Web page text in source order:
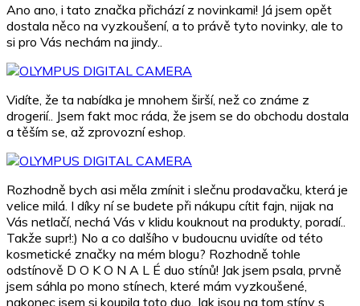
Ano ano, i tato značka přichází z novinkami! Já jsem opět
dostala něco na vyzkoušení, a to právě tyto novinky, ale to
si pro Vás nechám na jindy..
Vidíte, že ta nabídka je mnohem širší, než co známe z
drogerií.. Jsem fakt moc ráda, že jsem se do obchodu dostala
a těším se, až zprovozní eshop.
Rozhodně bych asi měla zmínit i slečnu prodavačku, která je
velice milá. I díky ní se budete při nákupu cítit fajn, nijak na
Vás netlačí, nechá Vás v klidu kouknout na produkty, poradí..
Takže supr!:) No a co dalšího v budoucnu uvidíte od této
kosmetické značky na mém blogu? Rozhodně tohle
odstínově D O K O N A L É duo stínů! Jak jsem psala, prvně
jsem sáhla po mono stínech, které mám vyzkoušené,
nakonec jsem si koupila toto duo. Jak jsou na tom stíny s